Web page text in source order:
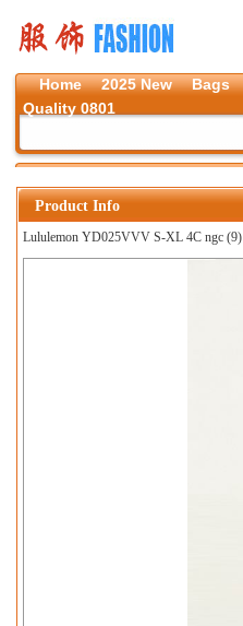
Home 2025 New Bags
Quality 0801
Product Info
Lululemon YD025VVV S-XL 4C ngc (9)